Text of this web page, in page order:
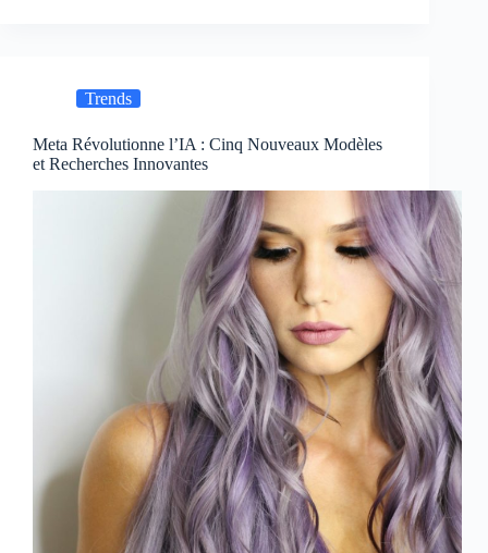
Trends
Meta Révolutionne l’IA : Cinq Nouveaux Modèles
et Recherches Innovantes